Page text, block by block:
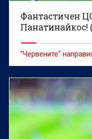
Фантастичен
"Червените"